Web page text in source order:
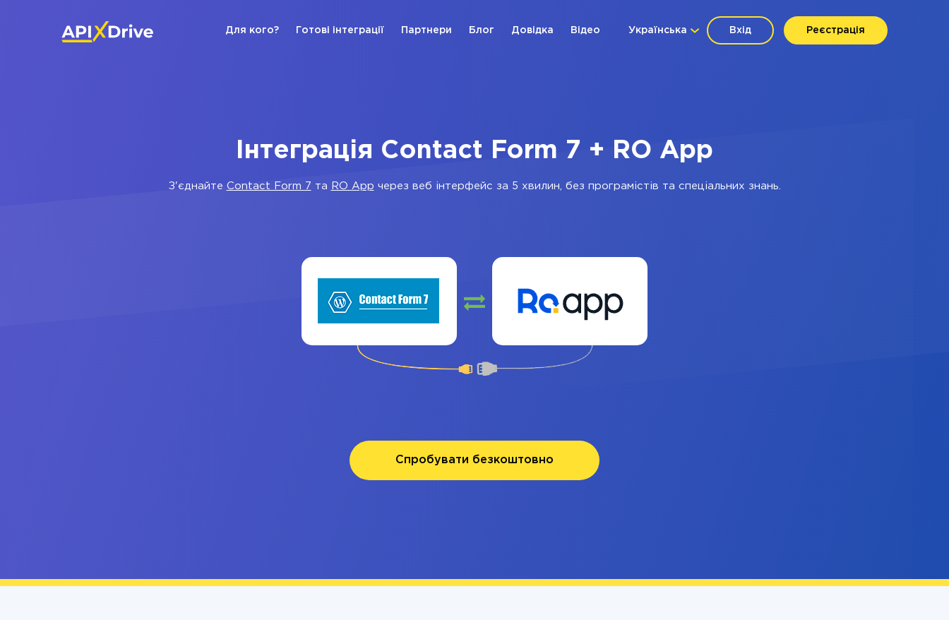
Вхід Реєстрація
Українська
Для кого? Готові інтеграції Партнери Блог Довідка Відео
Інтеграція Contact Form 7 + RO App
З'єднайте Contact Form 7 та RO App через веб інтерфейс за 5 хвилин, без програмістів та спеціальних знань.
Спробувати безкоштовно